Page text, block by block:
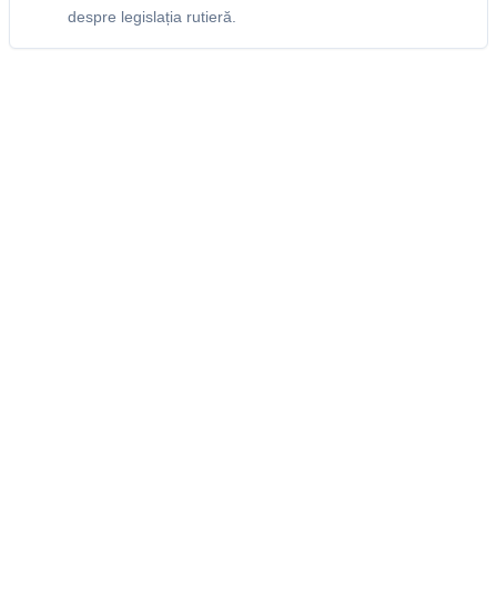
despre legislația rutieră.